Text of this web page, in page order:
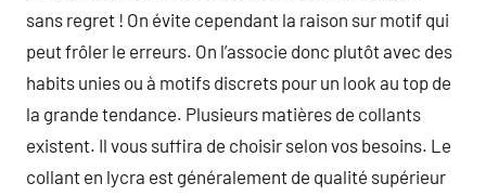
sans regret ! On évite cependant la raison sur motif qui
peut frôler le erreurs. On l’associe donc plutôt avec des
habits unies ou à motifs discrets pour un look au top de
la grande tendance. Plusieurs matières de collants
existent. Il vous suffira de choisir selon vos besoins. Le
collant en lycra est généralement de qualité supérieur